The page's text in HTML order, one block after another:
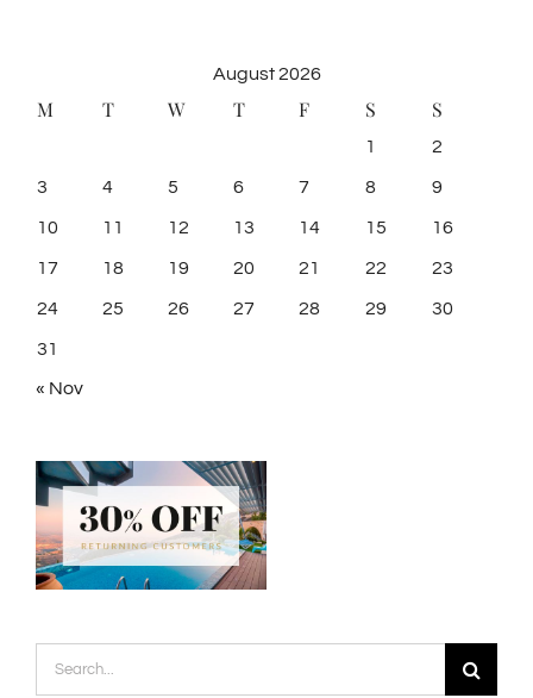
August 2026
M T W T F S S
1 2
3 4 5 6 7 8 9
10 11 12 13 14 15 16
17 18 19 20 21 22 23
24 25 26 27 28 29 30
31
« Nov
Search